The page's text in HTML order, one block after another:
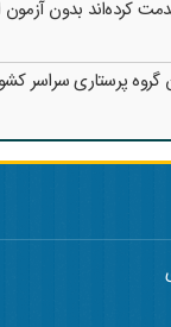
کرد‌ه‌اند بدون
گروه پرستاری سراسر